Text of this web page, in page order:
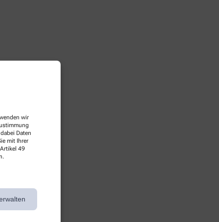
wir
Daten
mit Ihrer
49